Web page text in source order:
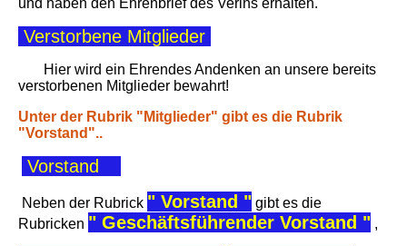
und haben den Ehrenbrief des Verins erhalten.
Verstorbene Mitglieder
Hier wird ein Ehrendes Andenken an unsere bereits
verstorbenen Mitglieder bewahrt!
Unter der Rubrik "Mitglieder" gibt es die Rubrik
"Vorstand"..
Vorstand
Neben der Rubrick " Vorstand " gibt es die
Rubricken " Geschäftsführender Vorstand " ,